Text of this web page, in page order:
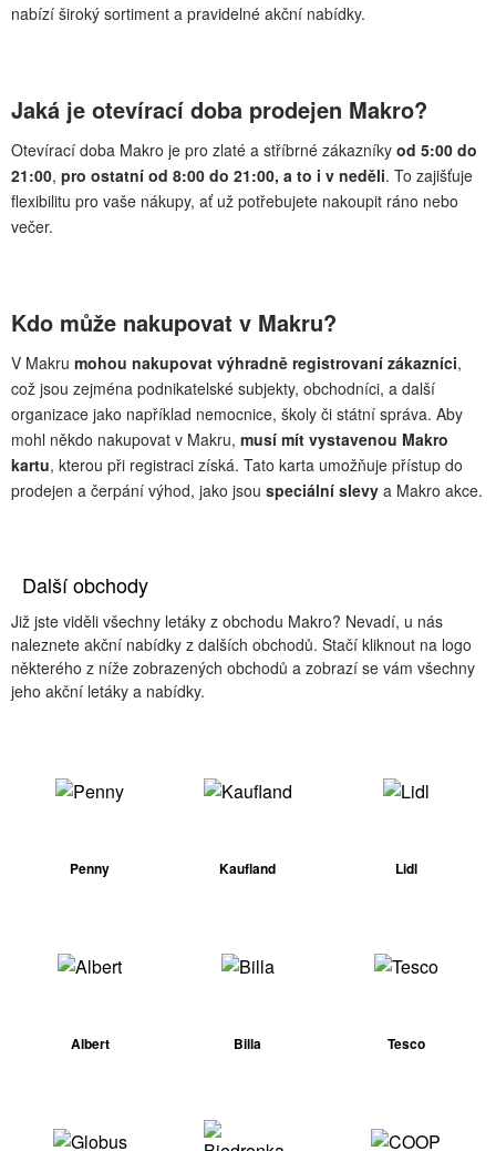
nabízí široký sortiment a pravidelné akční nabídky.
Jaká je otevírací doba prodejen Makro?
Otevírací doba Makro je pro zlaté a stříbrné zákazníky od 5:00 do
21:00, pro ostatní od 8:00 do 21:00, a to i v neděli. To zajišťuje
flexibilitu pro vaše nákupy, ať už potřebujete nakoupit ráno nebo
večer.
Kdo může nakupovat v Makru?
V Makru mohou nakupovat výhradně registrovaní zákazníci,
což jsou zejména podnikatelské subjekty, obchodníci, a další
organizace jako například nemocnice, školy či státní správa. Aby
mohl někdo nakupovat v Makru, musí mít vystavenou Makro
kartu, kterou při registraci získá. Tato karta umožňuje přístup do
prodejen a čerpání výhod, jako jsou speciální slevy a Makro akce.
Další obchody
Již jste viděli všechny letáky z obchodu Makro? Nevadí, u nás
naleznete akční nabídky z dalších obchodů. Stačí kliknout na logo
některého z níže zobrazených obchodů a zobrazí se vám všechny
jeho akční letáky a nabídky.
Penny Kaufland Lidl
Albert Billa Tesco